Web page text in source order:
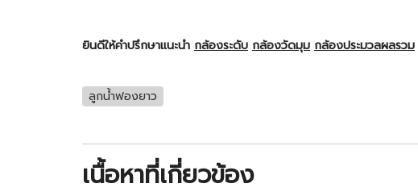
ยินดีให้คำปรึกษาแนะนำ กล้องระดับ กล้องวัดมุม กล้องประมวลผลรวม
ลูกน้ำฟองยาว
เนื้อหาที่เกี่ยวข้อง